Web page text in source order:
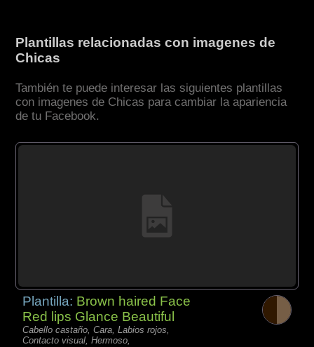
Plantillas relacionadas con imagenes de
Chicas
También te puede interesar las siguientes plantillas
con imagenes de Chicas para cambiar la apariencia
de tu Facebook.
Plantilla: Brown haired Face
Red lips Glance Beautiful
Cabello castaño, Cara, Labios rojos,
Contacto visual, Hermoso,